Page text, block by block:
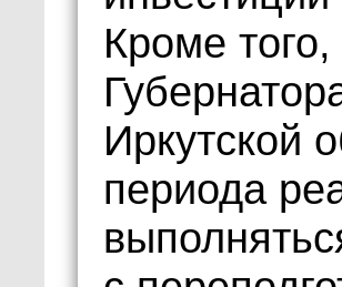
Кроме
Иркутской
периода